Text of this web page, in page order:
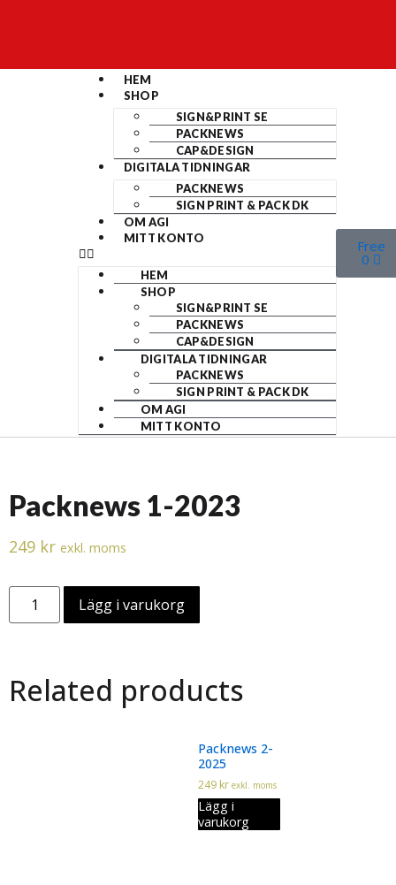
HEM
SHOP
SIGN&PRINT SE
PACKNEWS
CAP&DESIGN
DIGITALA TIDNINGAR
PACKNEWS
SIGN PRINT & PACK DK
OM AGI
MITT KONTO
HEM
SHOP
SIGN&PRINT SE
PACKNEWS
CAP&DESIGN
DIGITALA TIDNINGAR
PACKNEWS
SIGN PRINT & PACK DK
OM AGI
MITT KONTO
Free
0
Packnews 1-2023
249 kr exkl. moms
Lägg i varukorg
Related products
Packnews 2-
2025
249 kr exkl. moms
Lägg i
varukorg